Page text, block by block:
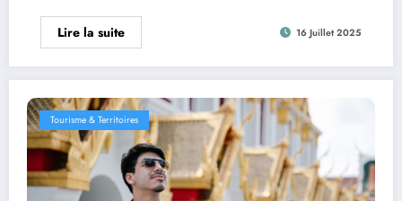
Lire la suite 16 Juillet 2025
Tourisme & Territoires